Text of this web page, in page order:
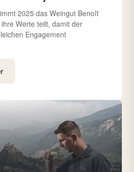
2025 das Weingut Benoît
Werte teilt, damit der
Engagement